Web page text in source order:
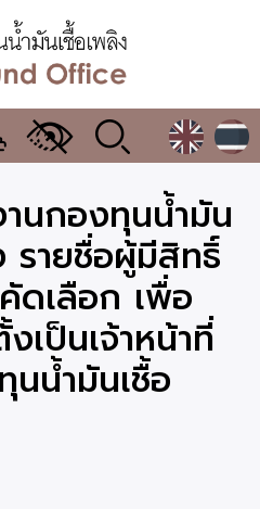
เมนู
เปลี่ยน
แสดง
ผล
นกองทุนน้ำมัน
รายชื่อผู้มีสิทธิ์
ดเลือก เพื่อ
เป็นเจ้าหน้าที่
น้ำมันเชื้อ